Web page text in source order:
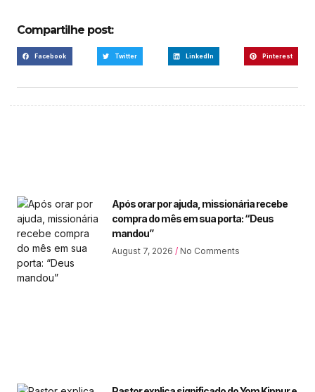
Compartilhe post:
Facebook Twitter LinkedIn Pinterest
Após orar por ajuda, missionária recebe
compra do mês em sua porta: “Deus
mandou”
August 7, 2026 No Comments